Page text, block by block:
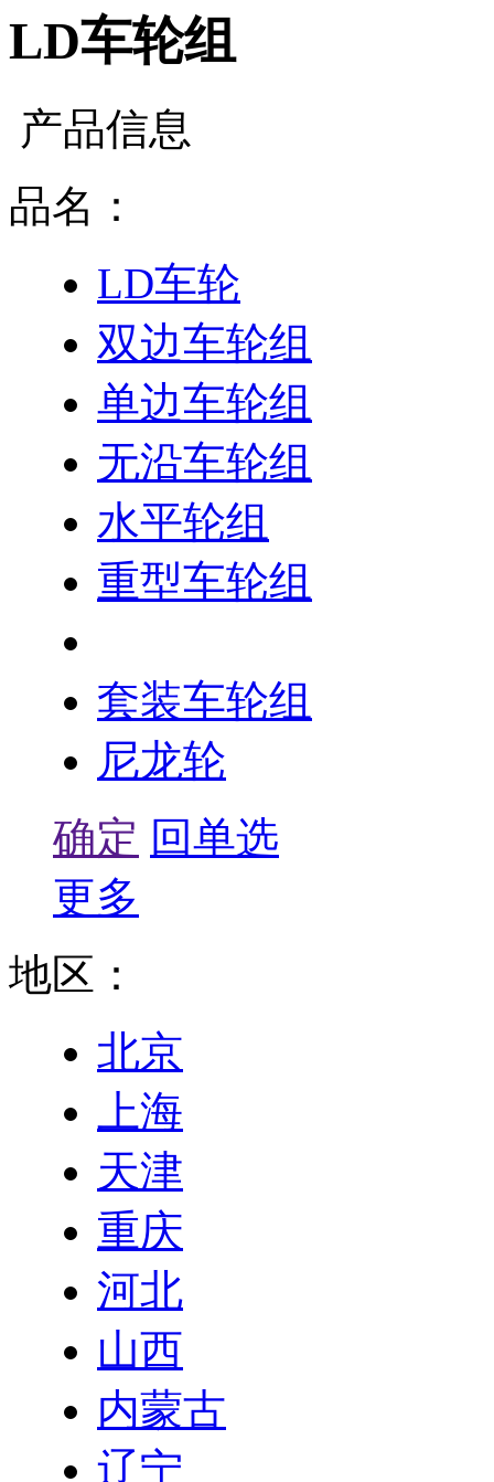
LD车轮组
产品信息
品名：
LD车轮
双边车轮组
单边车轮组
无沿车轮组
水平轮组
重型车轮组
套装车轮组
尼龙轮
确定 回单选
更多
地区：
北京
上海
天津
重庆
河北
山西
内蒙古
辽宁